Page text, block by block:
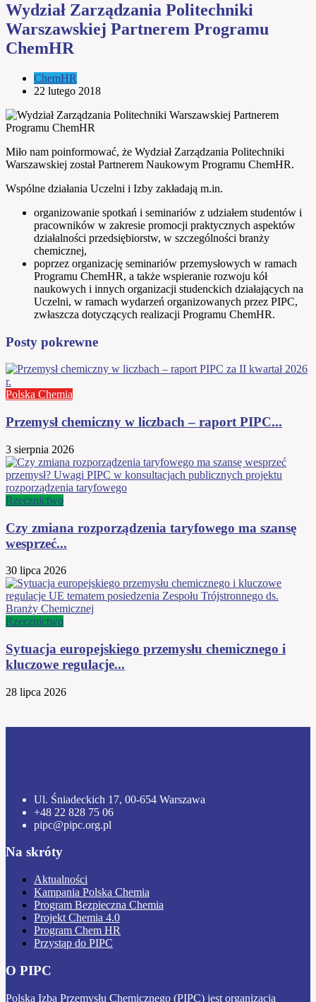
Wydział Zarządzania Politechniki
Warszawskiej Partnerem Programu
ChemHR
ChemHR
22 lutego 2018
Miło nam poinformować, że Wydział Zarządzania Politechniki
Warszawskiej został Partnerem Naukowym Programu ChemHR.
Wspólne działania Uczelni i Izby zakładają m.in.
organizowanie spotkań i seminariów z udziałem studentów i
pracowników w zakresie promocji praktycznych aspektów
działalności przedsiębiorstw, w szczególności branży
chemicznej,
poprzez organizację seminariów przemysłowych w ramach
Programu ChemHR, a także wspieranie rozwoju kół
naukowych i innych organizacji studenckich działających na
Uczelni, w ramach wydarzeń organizowanych przez PIPC,
zwłaszcza dotyczących realizacji Programu ChemHR.
Posty pokrewne
Polska Chemia
Przemysł chemiczny w liczbach – raport PIPC...
3 sierpnia 2026
Rzecznictwo
Czy zmiana rozporządzenia taryfowego ma szansę
wesprzeć...
30 lipca 2026
Rzecznictwo
Sytuacja europejskiego przemysłu chemicznego i
kluczowe regulacje...
28 lipca 2026
Ul. Śniadeckich 17, 00-654 Warszawa
+48 22 828 75 06
pipc@pipc.org.pl
Na skróty
Aktualności
Kampania Polska Chemia
Program Bezpieczna Chemia
Projekt Chemia 4.0
Program Chem HR
Przystąp do PIPC
O PIPC
Polska Izba Przemysłu Chemicznego (PIPC) jest organizacją